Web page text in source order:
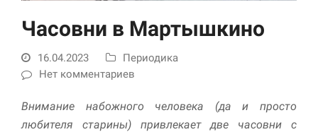
Часовни в Мартышкино
16.04.2023
Периодика
Нет комментариев
Внимание набожного человека (да и просто
любителя старины) привлекает две часовни с